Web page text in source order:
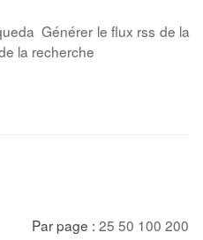
Générer le flux rss de la
la recherche
Par page : 25 50 100 200